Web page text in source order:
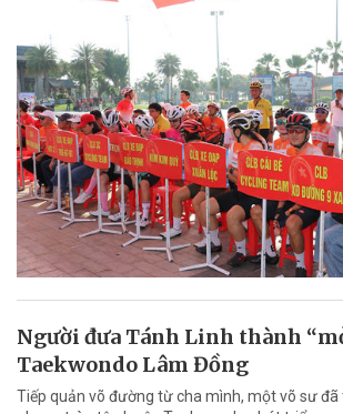
Người đưa Tánh Linh thành
Taekwondo Lâm Đồng
Tiếp quản võ đường từ cha mình, một võ sư